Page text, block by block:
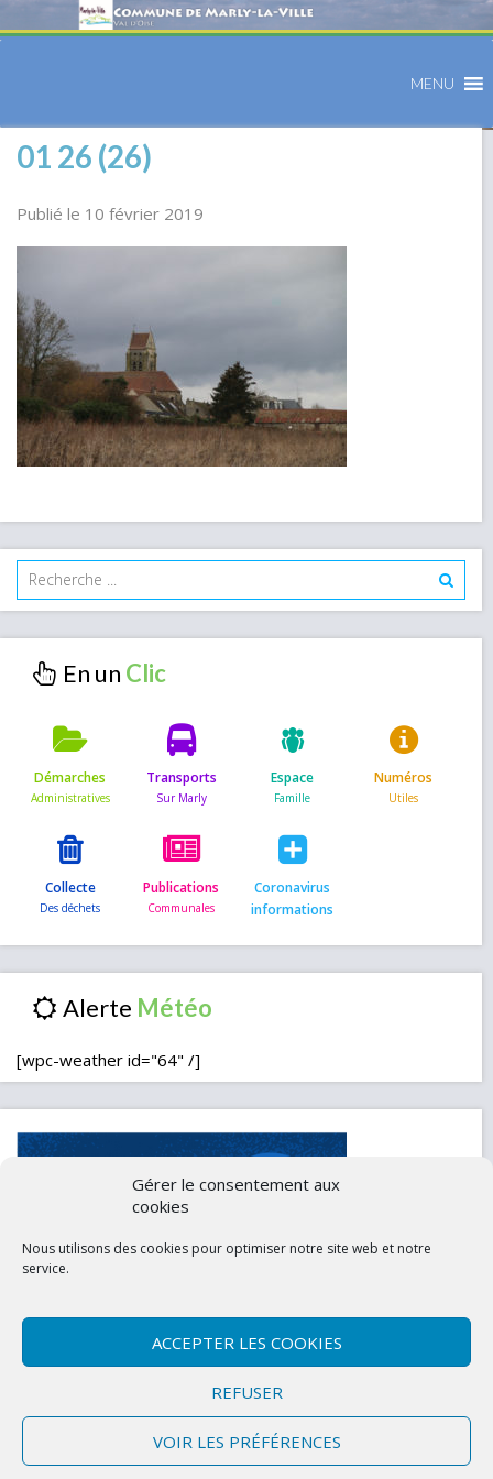
Gérer le consentement aux
cookies
Nous utilisons des cookies pour optimiser notre site web et notre
service.
ACCEPTER LES COOKIES
REFUSER
VOIR LES PRÉFÉRENCES
MENU
01 26 (26)
Publié le 10 février 2019
En un
Démarches Transports Espace Numéros
Collecte Publications
Coronavirus
informations
Alerte
[wpc-weather id="64" /]
Politique de confidentialité (UE)
Copyright © 2026 Marly-la-Ville
Site conçu et développé par l'Union des